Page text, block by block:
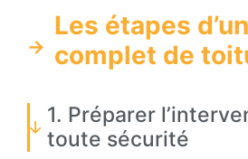
Les étapes
complet de
1. Préparer
toute sécurité